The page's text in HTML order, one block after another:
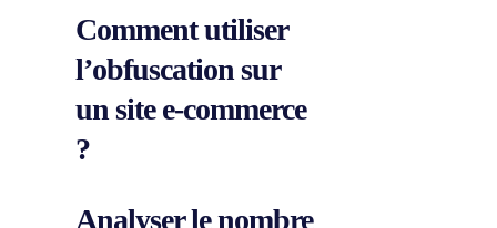
Comment utiliser
l’obfuscation sur
un site e-commerce
?
Analyser le nombre